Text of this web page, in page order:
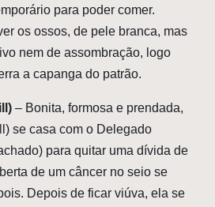
para poder comer.
os ossos, de pele branca, mas
nem de assombração, logo
a capanga do patrão.
– Bonita, formosa e prendada,
se casa com o Delegado
para quitar uma dívida de
de um câncer no seio se
Depois de ficar viúva, ela se